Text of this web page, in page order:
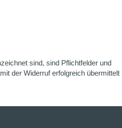
sind, sind Pflichtfelder und
der Widerruf erfolgreich übermittelt